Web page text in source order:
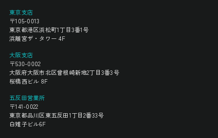
東京支店
〒105-0013
東京都港区浜松町1丁目3番1号
浜離宮ザ・タワー 4F
大阪支店
〒530-0002
大阪府大阪市北区曾根崎新地2丁目3番3号
桜橋西ビル 8F
五反田営業所
〒141-0022
東京都品川区東五反田1丁目2番33号
白雉子ビル6F